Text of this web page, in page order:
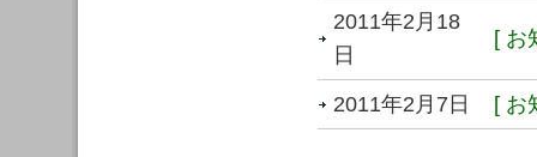
2011年2月18
日
[ お
2011年2月7日 [ お